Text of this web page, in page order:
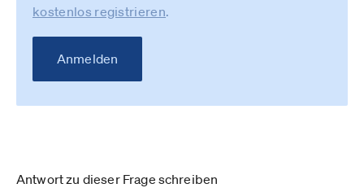
kostenlos registrieren.
Anmelden
Antwort zu dieser Frage schreiben